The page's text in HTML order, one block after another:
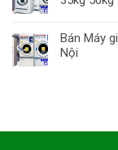
Bán Máy
Nội